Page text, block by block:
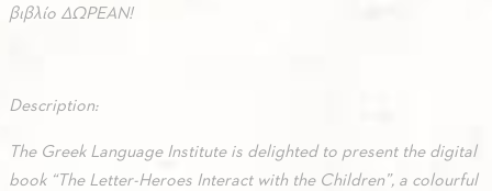
βιβλίο ΔΩΡΕΑΝ!
Description:
The Greek Language Institute is delighted to present the digital
book “The Letter-Heroes Interact with the Children”, a colourful